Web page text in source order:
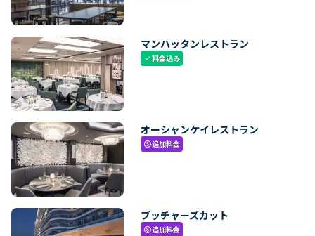
マンハッタンレストラン
check料金込み
オーシャンケイレストラン
paid追加料金
ブッチャーズカット
paid追加料金